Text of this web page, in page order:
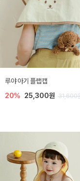
루야 아기 플랩캡
20% 25,300원 31,600